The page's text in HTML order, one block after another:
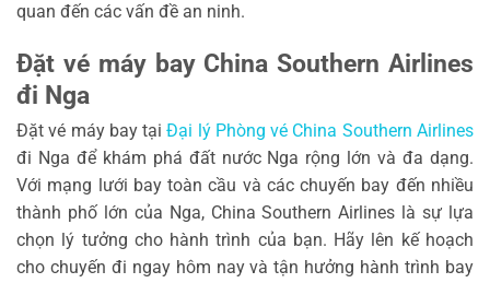
quan đến các vấn đề an ninh.
Đặt vé máy bay China Southern Airlines
đi Nga
Đặt vé máy bay tạiĐại lý Phòng vé China Southern Airlines
đi Nga để khám phá đất nước Nga rộng lớn và đa dạng.
Với mạng lưới bay toàn cầu và các chuyến bay đến nhiều
thành phố lớn của Nga, China Southern Airlines là sự lựa
chọn lý tưởng cho hành trình của bạn. Hãy lên kế hoạch
cho chuyến đi ngay hôm nay và tận hưởng hành trình bay